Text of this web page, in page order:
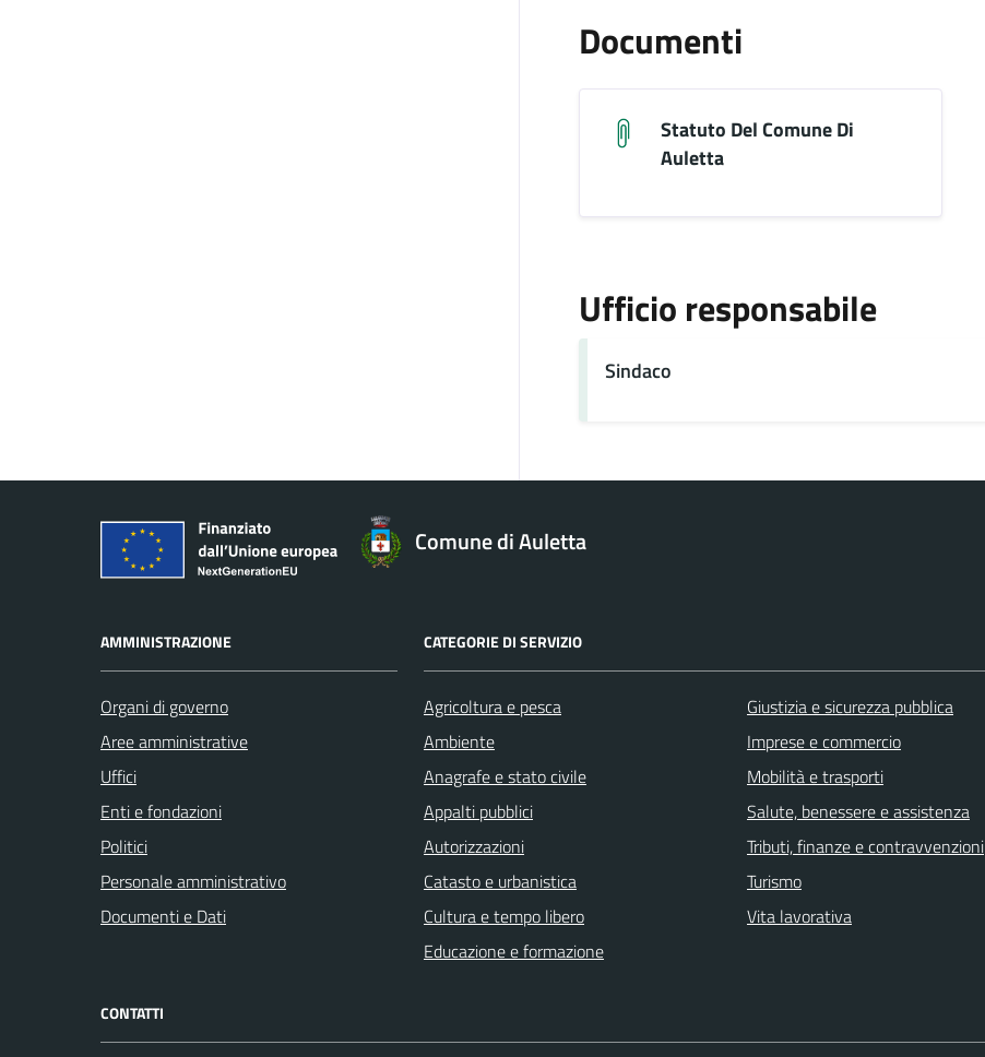
Documenti
Statuto Del Comune Di
Auletta
Ufficio responsabile
Sindaco
Comune di Auletta
AMMINISTRAZIONE
Organi di governo
Aree amministrative
Uffici
Enti e fondazioni
Politici
Personale amministrativo
Documenti e Dati
CATEGORIE DI SERVIZIO
Agricoltura e pesca
Ambiente
Anagrafe e stato civile
Appalti pubblici
Autorizzazioni
Catasto e urbanistica
Cultura e tempo libero
Educazione e formazione
Giustizia e sicurezza pubblica
Imprese e commercio
Mobilità e trasporti
Salute, benessere e assistenza
Tributi, finanze e contravvenzioni
Turismo
Vita lavorativa
CONTATTI